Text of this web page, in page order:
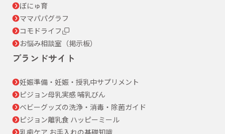
ぼにゅ育
ママパパグラフ
コモドライフ
お悩み相談室（掲示板）
ブランドサイト
妊娠準備・妊娠・授乳中サプリメント
ピジョン母乳実感 哺乳びん
ベビーグッズの洗浄・消毒・除菌ガイド
ピジョン離乳食 ハッピーミール